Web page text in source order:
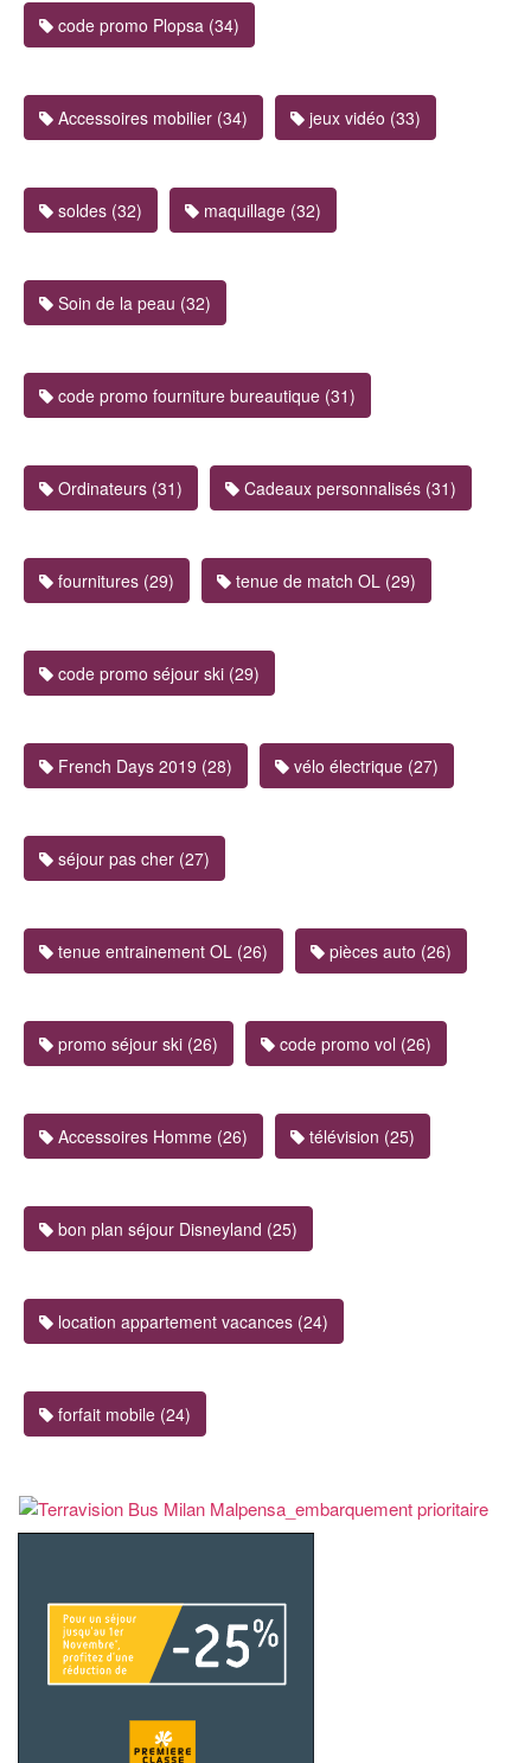
code promo Plopsa (34)
Accessoires mobilier (34) jeux vidéo (33)
soldes (32) maquillage (32)
Soin de la peau (32)
code promo fourniture bureautique (31)
Ordinateurs (31) Cadeaux personnalisés (31)
fournitures (29) tenue de match OL (29)
code promo séjour ski (29)
French Days 2019 (28) vélo électrique (27)
séjour pas cher (27)
tenue entrainement OL (26) pièces auto (26)
promo séjour ski (26) code promo vol (26)
Accessoires Homme (26) télévision (25)
bon plan séjour Disneyland (25)
location appartement vacances (24)
forfait mobile (24)